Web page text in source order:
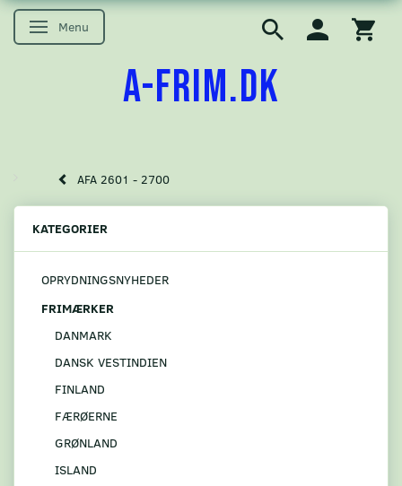
Skifte navigation
Menu
A-FRIM.DK
AFA 2601 - 2700
KATEGORIER
OPRYDNINGSNYHEDER
FRIMÆRKER
DANMARK
DANSK VESTINDIEN
FINLAND
FÆRØERNE
GRØNLAND
ISLAND